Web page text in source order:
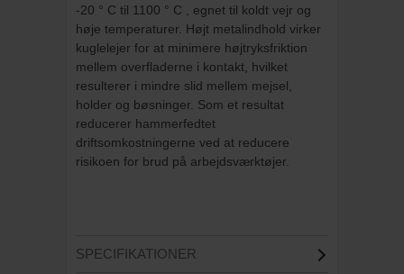
-20 ° C til 1100 ° C , egnet til koldt vejr og
høje temperaturer. Højt metalindhold virker
kuglelejer for at minimere højtryksfriktion
mellem overfladerne i kontakt, hvilket
resulterer i mindre slid mellem mejsel,
holder og bøsninger. Som et resultat
reducerer hammerfedtet
driftsomkostningerne ved at reducere
risikoen for brud på arbejdsværktøjer.
SPECIFIKATIONER